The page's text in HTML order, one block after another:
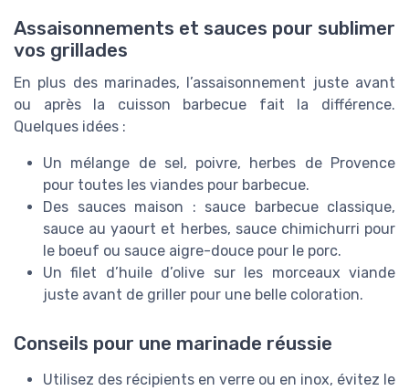
Assaisonnements et sauces pour sublimer
vos grillades
En plus des marinades, l’assaisonnement juste avant
ou après la cuisson barbecue fait la différence.
Quelques idées :
Un mélange de sel, poivre, herbes de Provence
pour toutes les viandes pour barbecue.
Des sauces maison : sauce barbecue classique,
sauce au yaourt et herbes, sauce chimichurri pour
le boeuf ou sauce aigre-douce pour le porc.
Un filet d’huile d’olive sur les morceaux viande
juste avant de griller pour une belle coloration.
Conseils pour une marinade réussie
Utilisez des récipients en verre ou en inox, évitez le